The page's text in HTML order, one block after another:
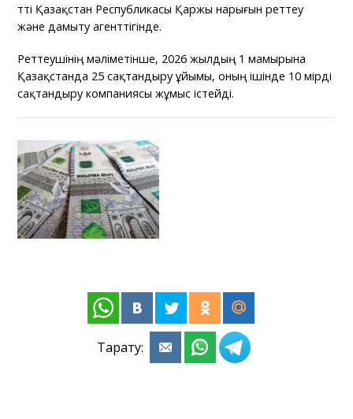
өтті Қазақстан Республикасы Қаржы нарығын реттеу
және дамыту агенттігінде.
Реттеушінің мәліметінше, 2026 жылдың 1 мамырына
Қазақстанда 25 сақтандыру ұйымы, оның ішінде 10 өмірді
сақтандыру компаниясы жұмыс істейді.
Тарату: